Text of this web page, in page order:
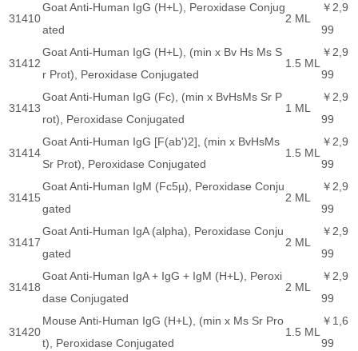
31410
Goat Anti-Human IgG (H+L), Peroxidase Conjug
ated
2 ML
￥2,9
99
31412
Goat Anti-Human IgG (H+L), (min x Bv Hs Ms S
r Prot), Peroxidase Conjugated
1.5 ML
￥2,9
99
31413
Goat Anti-Human IgG (Fc), (min x BvHsMs Sr P
rot), Peroxidase Conjugated
1 ML
￥2,9
99
31414
Goat Anti-Human IgG [F(ab')2], (min x BvHsMs
Sr Prot), Peroxidase Conjugated
1.5 ML
￥2,9
99
31415
Goat Anti-Human IgM (Fc5µ), Peroxidase Conju
gated
2 ML
￥2,9
99
31417
Goat Anti-Human IgA (alpha), Peroxidase Conju
gated
2 ML
￥2,9
99
31418
Goat Anti-Human IgA + IgG + IgM (H+L), Peroxi
dase Conjugated
2 ML
￥2,9
99
31420
Mouse Anti-Human IgG (H+L), (min x Ms Sr Pro
t), Peroxidase Conjugated
1.5 ML
￥1,6
99